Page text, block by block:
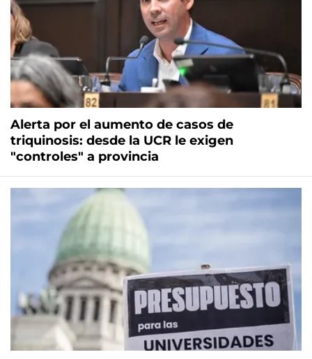
Alerta por el aumento de casos de
triquinosis: desde la UCR le exigen
"controles" a provincia